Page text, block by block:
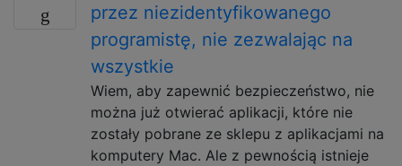
przez niezidentyfikowanego
programistę, nie zezwalając na
wszystkie
Wiem, aby zapewnić bezpieczeństwo, nie
można już otwierać aplikacji, które nie
zostały pobrane ze sklepu z aplikacjami na
komputery Mac. Ale z pewnością istnieje